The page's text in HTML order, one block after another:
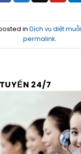
in Dịch vụ diệt muỗi
permalink.
24/7